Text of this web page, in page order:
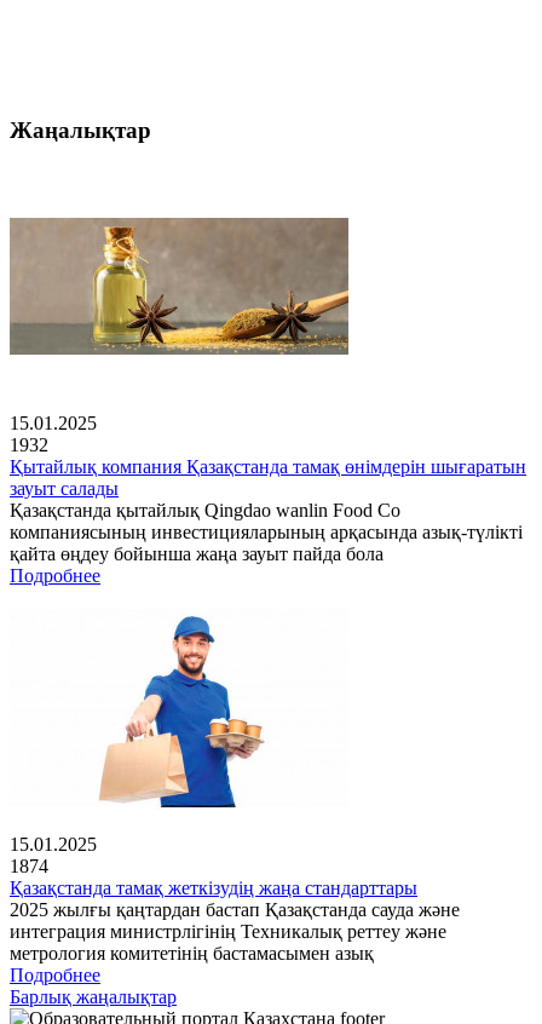
Жаңалықтар
15.01.2025
1932
Қытайлық компания Қазақстанда тамақ өнімдерін шығаратын
зауыт салады
Қазақстанда қытайлық Qingdao wanlin Food Co
компаниясының инвестицияларының арқасында азық-түлікті
қайта өңдеу бойынша жаңа зауыт пайда бола
Подробнее
15.01.2025
1874
Қазақстанда тамақ жеткізудің жаңа стандарттары
2025 жылғы қаңтардан бастап Қазақстанда сауда және
интеграция министрлігінің Техникалық реттеу және
метрология комитетінің бастамасымен азық
Подробнее
Барлық жаңалықтар